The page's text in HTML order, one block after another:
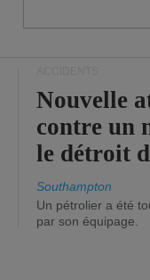
Nouvelle
contre un
le détroit
Southampton
Un pétrolier a été
par son équipage.